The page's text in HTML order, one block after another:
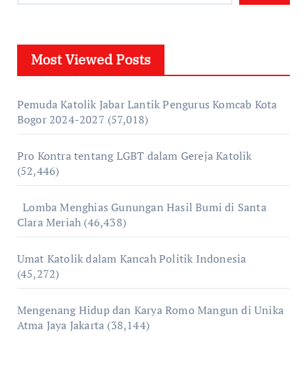
Most Viewed Posts
Pemuda Katolik Jabar Lantik Pengurus Komcab Kota
Bogor 2024-2027 (57,018)
Pro Kontra tentang LGBT dalam Gereja Katolik
(52,446)
Lomba Menghias Gunungan Hasil Bumi di Santa
Clara Meriah (46,438)
Umat Katolik dalam Kancah Politik Indonesia
(45,272)
Mengenang Hidup dan Karya Romo Mangun di Unika
Atma Jaya Jakarta (38,144)